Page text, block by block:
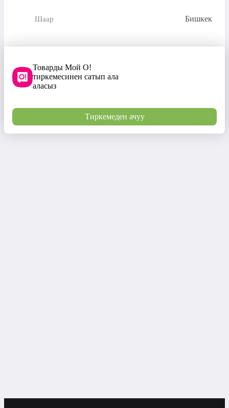
Шаар Бишкек
Товарды Мой О!
тиркемесинен сатып ала
аласыз
Тиркемеден ачуу